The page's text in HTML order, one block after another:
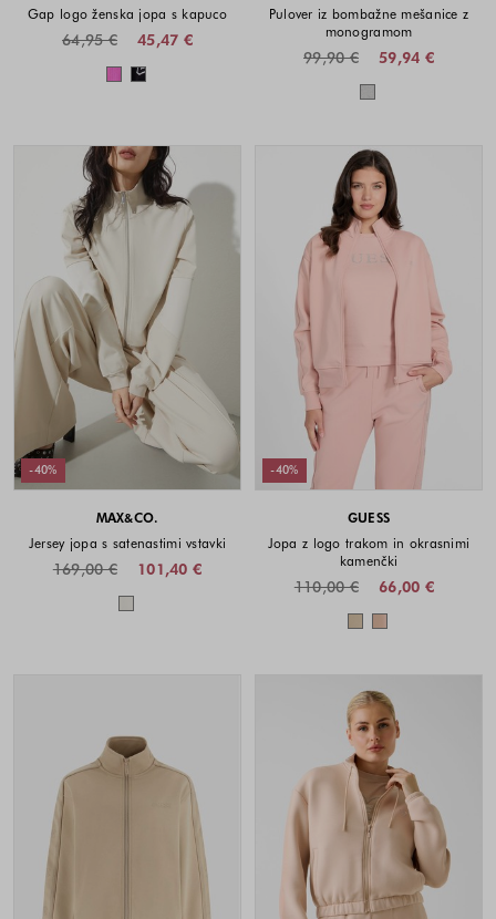
Gap logo ženska jopa s kapuco
45,47 €
64,95 €
Barve na voljo
Pulover iz bombažne mešanice z
monogramom
59,94 €
99,90 €
Barve na voljo
-40%
MAX&CO.
Jersey jopa s satenastimi vstavki
101,40 €
169,00 €
Barve na voljo
-40%
GUESS
Jopa z logo trakom in okrasnimi
kamenčki
66,00 €
110,00 €
Barve na voljo